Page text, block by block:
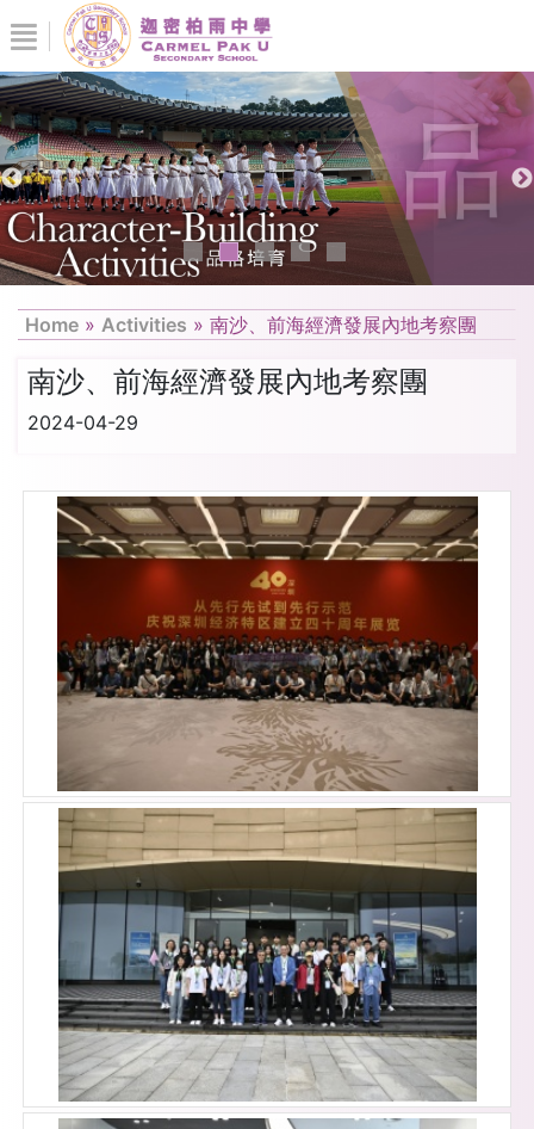
Home » Activities » 南沙、前海經濟發展內地考察團
南沙、前海經濟發展內地考察團
2024-04-29